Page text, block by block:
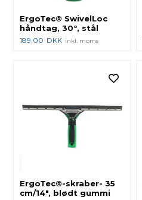
ErgoTec® SwivelLoc
håndtag, 30°, stål
189,00 DKK inkl. moms
ErgoTec®-skraber- 35
cm/14", blødt gummi